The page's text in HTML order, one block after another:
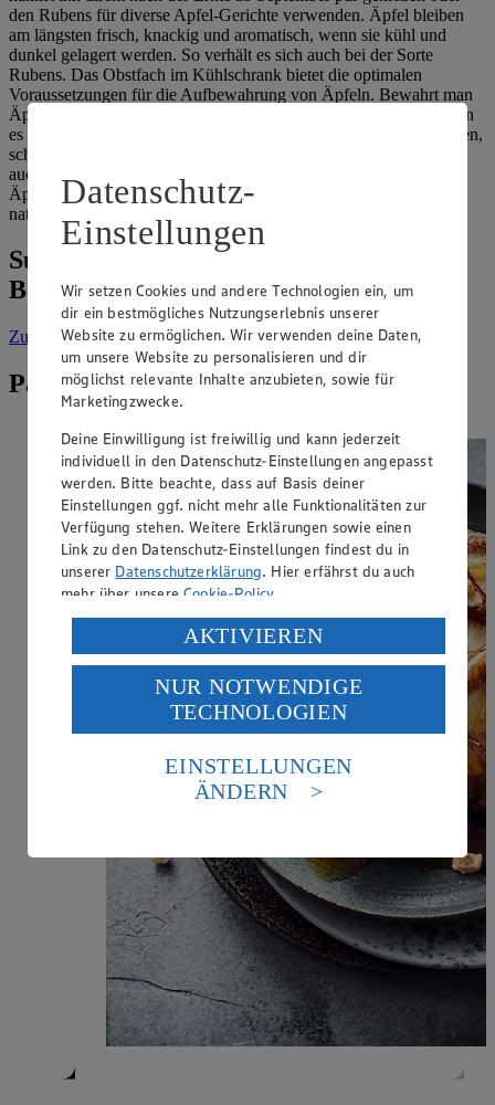
den Rubens für diverse Apfel-Gerichte verwenden. Äpfel bleiben
am längsten frisch, knackig und aromatisch, wenn sie kühl und
dunkel gelagert werden. So verhält es sich auch bei der Sorte
Rubens. Das Obstfach im Kühlschrank bietet die optimalen
Voraussetzungen für die Aufbewahrung von Äpfeln. Bewahrt man
Äpfel gemeinsam mit anderen Obstsorten in einer Schale auf, kann
es vorkommen, dass diese durch das Ethylen, das Äpfel verströmen,
schneller welk werden. Wer also Wert auf eine lange Haltbarkeit
auch bei anderen Obstsorten und bei Gemüse legt, gibt seinen
Äpfeln einen Platz für sich. Eine Obstkiste im kühlen Keller ist
natürlich auch ein guter Platz, Äpfel zu lagern.
Suche weitere Lebensmittel aus dem
Bereich „Obst & Gemüse“
Zur Suchevorgefiltert nach Kategorie: Obst & Gemüse
Passende Rezepte zu Rubens
Datenschutz-
Einstellungen
Wir setzen Cookies und andere Technologien ein, um
dir ein bestmögliches Nutzungserlebnis unserer
Website zu ermöglichen. Wir verwenden deine Daten,
um unsere Website zu personalisieren und dir
möglichst relevante Inhalte anzubieten, sowie für
Marketingzwecke.
Deine Einwilligung ist freiwillig und kann jederzeit
individuell in den Datenschutz-Einstellungen angepasst
werden. Bitte beachte, dass auf Basis deiner
Einstellungen ggf. nicht mehr alle Funktionalitäten zur
Verfügung stehen. Weitere Erklärungen sowie einen
Link zu den Datenschutz-Einstellungen findest du in
unserer Datenschutzerklärung. Hier erfährst du auch
mehr über unsereCookie-Policy.
Verarbeitung deiner personenbezogenen Daten in den
USA durch Facebook und YouTube:
Wenn du auf „Aktivieren“ klickst, willigst du im Sinne
des Art. 49 Abs. 1 Satz 1 lit. a) DSGVO ein, dass deine
Daten in den USA verarbeitet werden. Der EuGH sieht
die USA als Land mit einem nach europäischen
Standards nicht angemessenen Datenschutzniveau an.
Es besteht das Risiko eines Zugriffs durch US-
Informationen zum Herausgeber der Seite findest du
Impressum
AKTIVIEREN
NUR NOTWENDIGE
TECHNOLOGIEN
EINSTELLUNGEN
ÄNDERN